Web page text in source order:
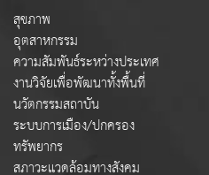
สุขภาพ
อุตสาหกรรม
ความสัมพันธ์ระหว่างประเทศ
งานวิจัยเพื่อพัฒนาทั้งพื้นที่
นวัตกรรมสถาบัน
ระบบการเมือง/ปกครอง
ทรัพยากร
สภาวะแวดล้อมทางสังคม